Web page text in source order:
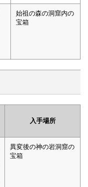
始祖の森の洞窟内の
宝箱
入手場所
異変後の神の岩洞窟の
宝箱